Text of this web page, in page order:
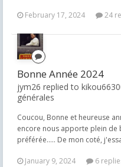
February 17, 2024 24
Bonne Année 2024
jym26 replied to
générales
Coucou, Bonne et heureuse
encore nous apporte plein de
préférée..... De mon coté,
January 9, 2024 6